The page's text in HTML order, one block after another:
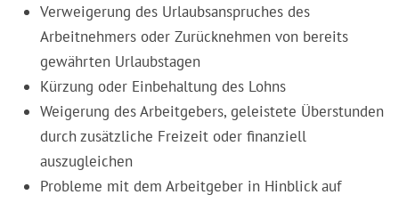
Verweigerung des Urlaubsanspruches des
Arbeitnehmers oder Zurücknehmen von bereits
gewährten Urlaubstagen
Kürzung oder Einbehaltung des Lohns
Weigerung des Arbeitgebers, geleistete Überstunden
durch zusätzliche Freizeit oder finanziell
auszugleichen
Probleme mit dem Arbeitgeber in Hinblick auf